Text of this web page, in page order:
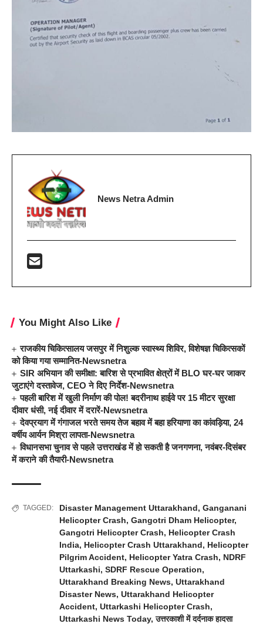
News Netra Admin
You Might Also Like
राजकीय चिकित्सालय जसपुर में निशुल्क स्वास्थ्य शिविर, विशेषज्ञ चिकित्सकों
को किया गया सम्मानित-Newsnetra
SIR अभियान की समीक्षा: बारिश से प्रभावित क्षेत्रों में BLO घर-घर जाकर
जुटाएंगे दस्तावेज, CEO ने दिए निर्देश-Newsnetra
पहली बारिश में खुली निर्माण की पोल! बदरीनाथ हाईवे पर 15 मीटर सुरक्षा
दीवार धंसी, नई दीवार में दरारें-Newsnetra
देवप्रयाग में गंगाजल भरते समय तेज बहाव में बहा हरियाणा का कांवड़िया, 24
वर्षीय आर्यन मिश्रा लापता-Newsnetra
विधानसभा चुनाव से पहले उत्तराखंड में हो सकती है जनगणना, नवंबर-दिसंबर
में कराने की तैयारी-Newsnetra
TAGGED: Disaster Management Uttarakhand, Ganganani
Helicopter Crash, Gangotri Dham Helicopter,
Gangotri Helicopter Crash, Helicopter Crash
India, Helicopter Crash Uttarakhand, Helicopter
Pilgrim Accident, Helicopter Yatra Crash, NDRF
Uttarkashi, SDRF Rescue Operation,
Uttarakhand Breaking News, Uttarakhand
Disaster News, Uttarakhand Helicopter
Accident, Uttarkashi Helicopter Crash,
Uttarkashi News Today,उत्तरकाशी में दर्दनाक हादसा